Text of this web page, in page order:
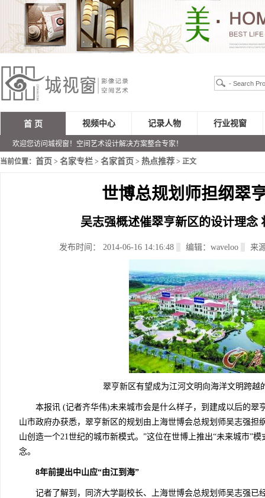
首 页
欢迎您访问城视窗！空间艺术设计解决方案整合专家！
视频中心 记录人物 行业视窗
当前位置： 首页 > 名家专栏 > 名家首页 > 热点推荐 > 正文
世博总规划师担纲翠
吴志强概述催翠亨新区的设计理念
发布时间： 2014-06-16 14:16:48 编辑：waveloo 来
翠亨新区有望成为江河文明向海洋文明跨越
本报讯 (记者齐华伟)未来城市会是什么样子，到建成以后的翠
山市政府办获悉，翠亨新区的规划由上海世博会总规划师吴志强担
山创造一个21世纪的城市新模式。”这位在世博上推出“未来城市”
念。
8年前提出中山应“由江到海”
记者了解到，同济大学副校长、上海世博会总规划师吴志强已